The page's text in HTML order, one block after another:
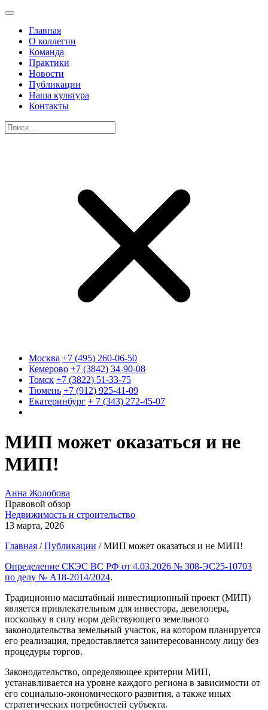
Главная
О коллегии
Команда
Практики
Новости
Публикации
Наша культура
Контакты
Москва +7 (495) 260-06-50
Кемерово +7 (3842) 34-90-08
Томск +7 (3822) 51-33-75
Тюмень +7 (912) 925-41-09
Екатеринбург + 7 (343) 272-45-07
МИП может оказаться и не
МИП!
Анна Жолобова
Правовой обзор
Недвижимость и строительство
13 марта, 2026
Главная /Публикации /МИП может оказаться и не МИП!
Определение СКЭС ВС РФ от 4.03.2026 № 308-ЭС25-10703
по делу № А18-2014/2024.
Традиционно масштабный инвестиционный проект (МИП)
является привлекательным для инвестора, девелопера,
поскольку в силу норм действующего земельного
законодательства земельный участок, на котором планируется
его реализация, предоставляется заинтересованному лицу без
процедуры торгов.
Законодательство, определяющее критерии МИП,
устанавливается на уровне каждого региона в зависимости от
его социально-экономического развития, а также иных
стратегических потребностей субъекта.